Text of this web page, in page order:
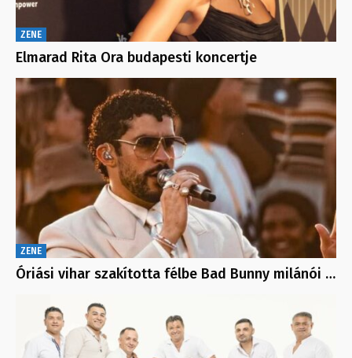
ZENE
Elmarad Rita Ora budapesti koncertje
ZENE
Óriási vihar szakította félbe Bad Bunny milánói …